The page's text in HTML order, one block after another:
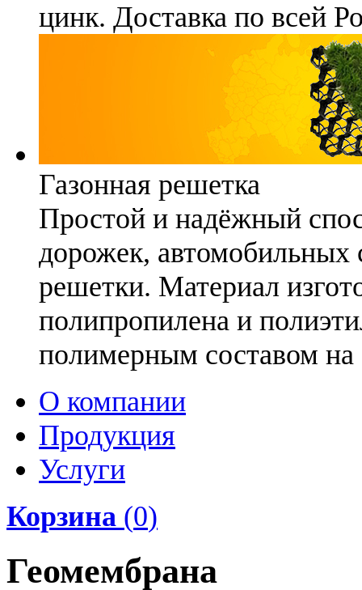
цинк. Доставка по всей
Газонная решетка
Простой и надёжный
дорожек, автомобильных
решетки. Материал
полипропилена и
полимерным составом на
О компании
Продукция
Услуги
Корзина (0)
Геомембрана